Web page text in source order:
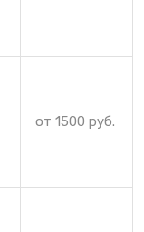
от 1500 руб.